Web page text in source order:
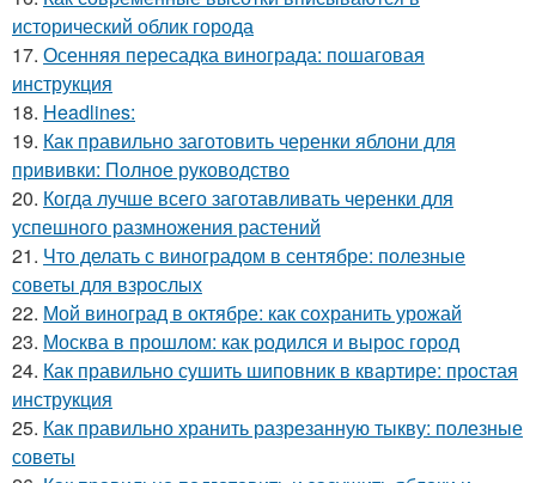
исторический облик города
17. Осенняя пересадка винограда: пошаговая
инструкция
18. Headlines:
19. Как правильно заготовить черенки яблони для
прививки: Полное руководство
20. Когда лучше всего заготавливать черенки для
успешного размножения растений
21. Что делать с виноградом в сентябре: полезные
советы для взрослых
22. Мой виноград в октябре: как сохранить урожай
23. Москва в прошлом: как родился и вырос город
24. Как правильно сушить шиповник в квартире: простая
инструкция
25. Как правильно хранить разрезанную тыкву: полезные
советы